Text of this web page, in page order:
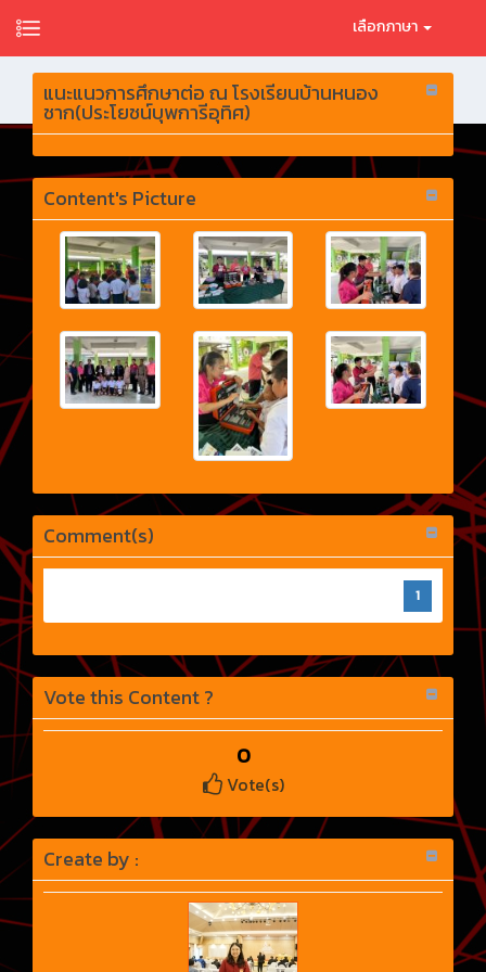
เลือกภาษา
แนะแนวการศึกษาต่อ ณ โรงเรียนบ้านหนอง
ชาก(ประโยชน์บุพการีอุทิศ)
Content's Picture
Comment(s)
1
Vote this Content ?
0
Vote(s)
Create by :